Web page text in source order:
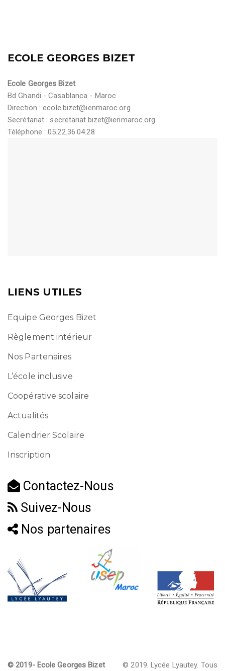
ECOLE GEORGES BIZET
Ecole Georges Bizet
Bd Ghandi - Casablanca - Maroc
Direction :ecole.bizet@ienmaroc.org
Secrétariat : secretariat.bizet@ienmaroc.org
Téléphone : 05.22.36.04.28
LIENS UTILES
Equipe Georges Bizet
Règlement intérieur
Nos Partenaires
L’école inclusive
Coopérative scolaire
Actualités
Calendrier Scolaire
Inscription
Contactez-Nous
Suivez-Nous
Nos partenaires
© 2019- Ecole Georges Bizet © 2019. Lycée Lyautey. Tous